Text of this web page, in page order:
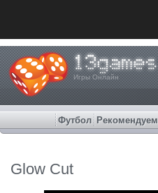
Игры Онлайн
Футбол Рекомендуем
Glow Cut